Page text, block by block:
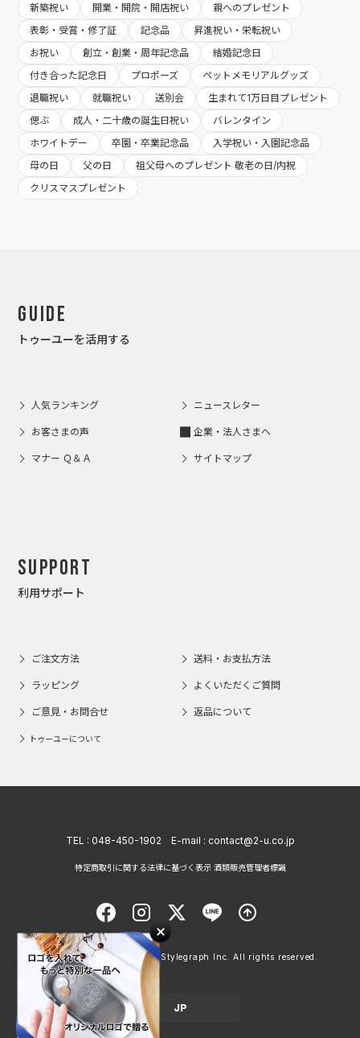
新築祝い
開業・開院・開店祝い
親へのプレゼント
表彰・受賞・修了証
記念品
昇進祝い・栄転祝い
お祝い
創立・創業・周年記念品
結婚記念日
付き合った記念日
プロポーズ
ペットメモリアルグッズ
退職祝い
就職祝い 送別会
生まれて1万日目プレゼント
偲ぶ
成人・二十歳の誕生日祝い
バレンタイン
ホワイトデー
卒園・卒業記念品
入学祝い・入園記念品
母の日
父の日
祖父母へのプレゼント 敬老の日/内祝
クリスマスプレゼント
Guide
トゥーユーを活用する
人気ランキング ニュースレター
お客さまの声 企業・法人さまへ
マナー Ｑ＆Ａ サイトマップ
Support
利用サポート
ご注文方法 送料・お支払方法
ラッピング よくいただくご質問
ご意見・お問合せ 返品について
トゥーユーについて
TEL : 048-450-1902 E-mail : contact@2-u.co.jp
特定商取引に関する法律に基づく表示 酒類販売管理者標識
Copyright © 1998 - 2026 Stylegraph Inc. All rights reserved.
JP